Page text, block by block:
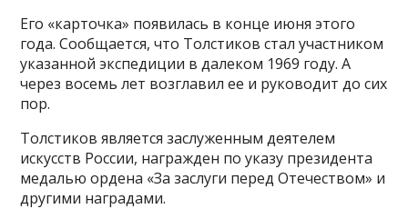
Его «карточка» появилась в конце июня этого
года. Сообщается, что Толстиков стал участником
указанной экспедиции в далеком 1969 году. А
через восемь лет возглавил ее и руководит до сих
пор.
Толстиков является заслуженным деятелем
искусств России, награжден по указу президента
медалью ордена «За заслуги перед Отечеством» и
другими наградами.